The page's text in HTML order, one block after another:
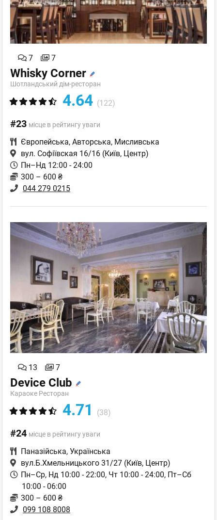
7 7
Whisky Corner
Шотландський дім-ресторан
4.64 (122)
#23 місце в рейтингу уваги
Європейська, Авторська, Мисливська
вул. Софіївская 16/16 (Київ, Центр)
Пн–Нд 12:00 - 24:00
300 – 600 ₴
044 279 0215
13 7
Device Club
Караоке Ресторан
4.71 (38)
#24 місце в рейтингу уваги
Паназійська, Українська
вул.Б.Хмельницького 31/27 (Київ, Центр)
Пн–Ср, Нд 10:00 - 22:00, Чт 10:00 - 24:00, Пт–Сб
10:00 - 06:00
300 – 600 ₴
099 108 8008